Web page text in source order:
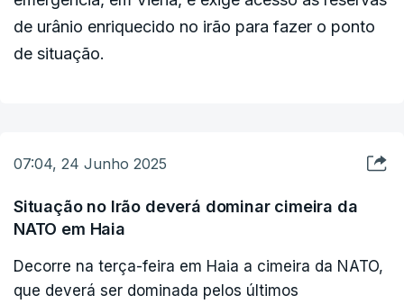
de urânio enriquecido no irão para fazer o ponto
de situação.
07:04, 24 Junho 2025
Situação no Irão deverá dominar cimeira da
NATO em Haia
Decorre na terça-feira em Haia a cimeira da NATO,
que deverá ser dominada pelos últimos